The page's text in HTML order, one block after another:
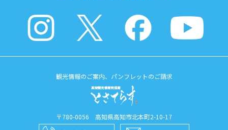
観光情報のご案内、パンフレットのご請求
〒780-0056 高知県高知市北本町2-10-17